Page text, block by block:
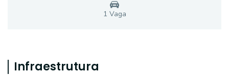
1 Vaga
Infraestrutura